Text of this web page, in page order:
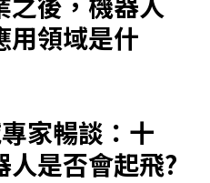
用領域是什
家暢談：十
人是否會起飛?